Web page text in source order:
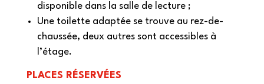
disponible dans la salle de lecture ;
Une toilette adaptée se trouve au rez-de-
chaussée, deux autres sont accessibles à
l’étage.
PLACES RÉSERVÉES